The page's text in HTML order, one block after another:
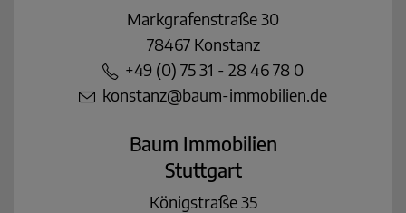
Markgrafenstraße 30
78467 Konstanz
+49 (0) 75 31 - 28 46 78 0
konstanz@baum-immobilien.de
Baum Immobilien
Stuttgart
Königstraße 35